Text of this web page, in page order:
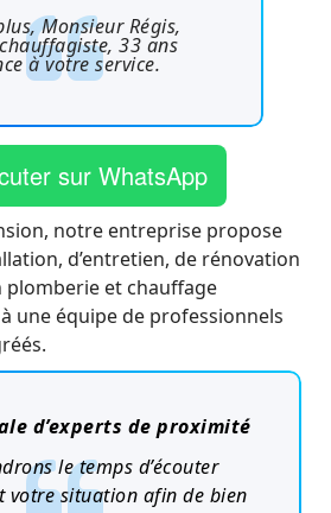
Monsieur Régis,
33 ans
à votre service.
sur WhatsApp
notre entreprise propose
d’entretien, de rénovation
et chauffage
une équipe de professionnels
d’experts de proximité
le temps d’écouter
votre situation afin de bien